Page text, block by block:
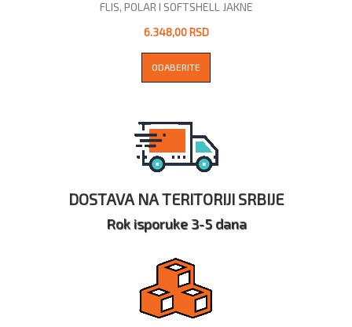
FLIS, POLAR I SOFTSHELL JAKNE
6.348,00 RSD
ODABERITE
DOSTAVA NA TERITORIJI SRBIJE
Rok isporuke 3-5 dana